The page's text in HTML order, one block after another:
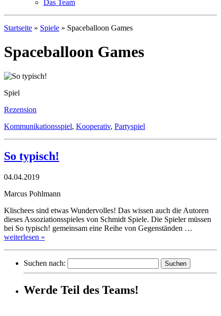
Das Team
Startseite » Spiele » Spaceballoon Games
Spaceballoon Games
Spiel
Rezension
Kommunikationsspiel, Kooperativ, Partyspiel
So typisch!
04.04.2019
Marcus Pohlmann
Klischees sind etwas Wundervolles! Das wissen auch die Autoren
dieses Assoziationsspieles von Schmidt Spiele. Die Spieler müssen
bei So typisch! gemeinsam eine Reihe von Gegenständen …
weiterlesen »
Suchen nach:
Werde Teil des Teams!